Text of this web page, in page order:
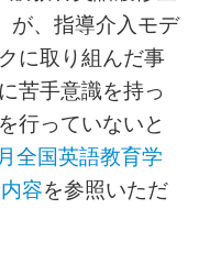
が、指導介入モデ
に取り組んだ事
苦手意識を持っ
行っていないと
全国英語教育学
容を参照いただ